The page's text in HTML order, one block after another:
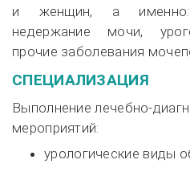
и женщин, а именно:
недержание мочи,
прочие заболевания
СПЕЦИАЛИЗАЦИЯ
Выполнение лечебно-
мероприятий:
урологические виды